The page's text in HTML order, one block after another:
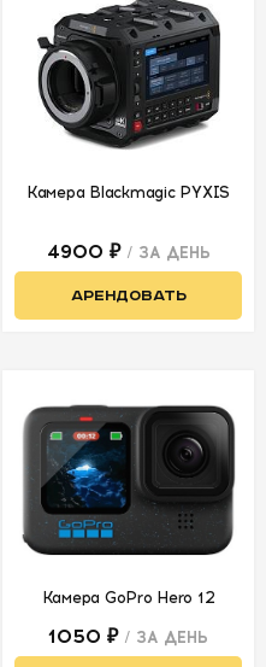
Камера Blackmagic PYXIS
4900 ₽ / ЗА ДЕНЬ
АРЕНДОВАТЬ
Камера GoPro Hero 12
1050 ₽ / ЗА ДЕНЬ